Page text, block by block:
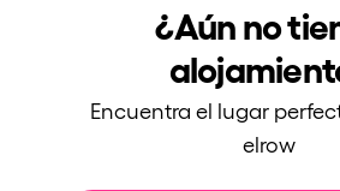
¿Aún no
Encuentra el lugar
elrow